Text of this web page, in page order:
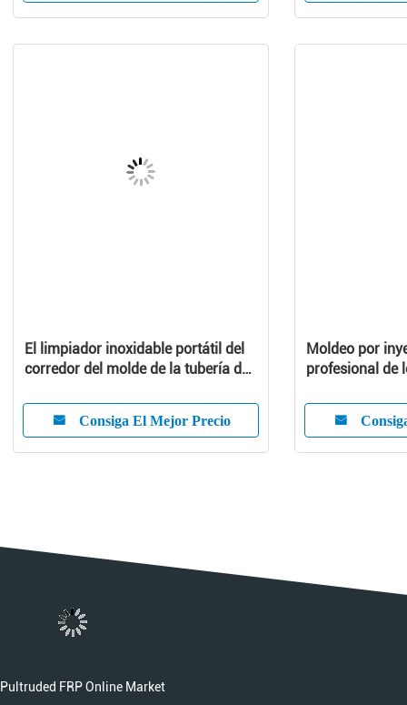
El limpiador inoxidable portátil del
corredor del molde de la tubería de
Consiga El Mejor Precio
Moldeo por
profesional de
Pultruded FRP Online Market